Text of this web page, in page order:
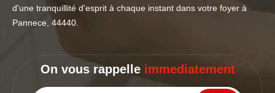
d'une tranquillité d'esprit à chaque instant dans votre foyer à
Pannece, 44440.
On vous rappelle immediatement